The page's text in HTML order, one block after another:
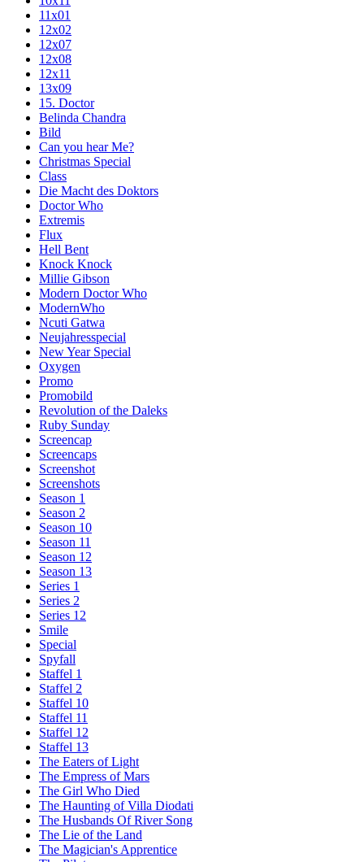
11x01
12x02
12x07
12x08
12x11
13x09
15. Doctor
Belinda Chandra
Bild
Can you hear Me?
Christmas Special
Class
Die Macht des Doktors
Doctor Who
Extremis
Flux
Hell Bent
Knock Knock
Millie Gibson
Modern Doctor Who
ModernWho
Ncuti Gatwa
Neujahresspecial
New Year Special
Oxygen
Promo
Promobild
Revolution of the Daleks
Ruby Sunday
Screencap
Screencaps
Screenshot
Screenshots
Season 1
Season 2
Season 10
Season 11
Season 12
Season 13
Series 1
Series 2
Series 12
Smile
Special
Spyfall
Staffel 1
Staffel 2
Staffel 10
Staffel 11
Staffel 12
Staffel 13
The Eaters of Light
The Empress of Mars
The Girl Who Died
The Haunting of Villa Diodati
The Husbands Of River Song
The Lie of the Land
The Magician's Apprentice